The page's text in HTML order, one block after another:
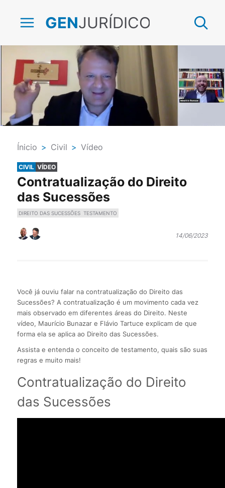
GENJURÍDICO
Ínicio > Civil > Vídeo
CIVIL VÍDEO
Contratualização do Direito
das Sucessões
DIREITO DAS SUCESSÕES TESTAMENTO
14/06/2023
Você já ouviu falar na contratualização do Direito das
Sucessões? A contratualização é um movimento cada vez
mais observado em diferentes áreas do Direito. Neste
vídeo, Maurício Bunazar e Flávio Tartuce explicam de que
forma ela se aplica ao Direito das Sucessões.
Assista e entenda o conceito de testamento, quais são suas
regras e muito mais!
Contratualização do Direito
das Sucessões